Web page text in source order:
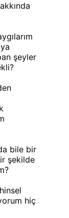
şeyler
bile bir
şekilde
hiç